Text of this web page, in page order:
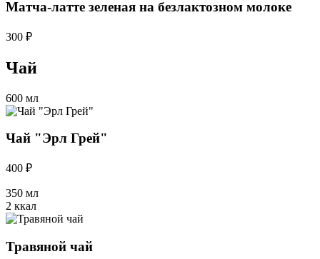
Матча-латте зеленая на безлактозном молоке
300 ₽
Чай
600 мл
Чай "Эрл Грей"
400 ₽
350 мл
2 ккал
Травяной чай